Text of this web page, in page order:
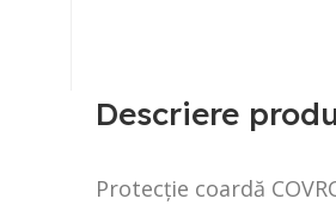
Descriere
Protecție coardă